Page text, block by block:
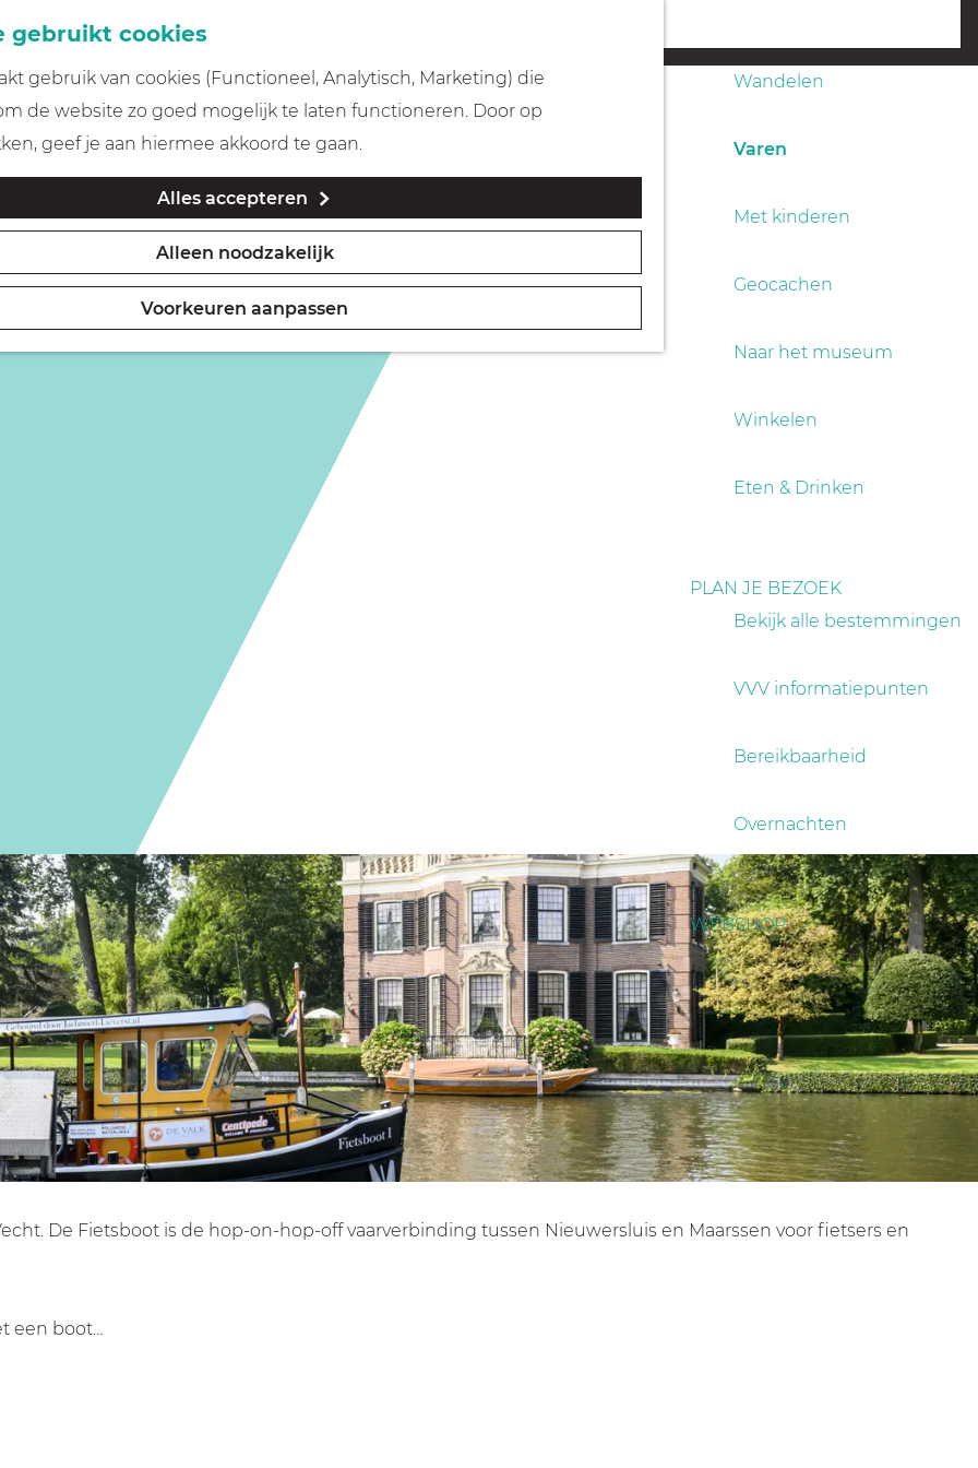
gebruikt cookies
gebruik van cookies (Functioneel, Analytisch, Marketing) die
de website zo goed mogelijk te laten functioneren. Door op
geef je aan hiermee akkoord te gaan.
Alles accepteren
Alleen noodzakelijk
Voorkeuren aanpassen
Wandelen
Varen
Met kinderen
Geocachen
Naar het museum
Winkelen
Eten & Drinken
PLAN JE BEZOEK
Bekijk alle bestemmingen
VVV informatiepunten
Bereikbaarheid
Overnachten
WEBSHOP
De Fietsboot is de hop-on-hop-off vaarverbinding tussen Nieuwersluis en Maarssen voor fietsers en
een boot…